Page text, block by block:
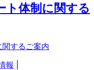
ト体制に関する
するご案内
報